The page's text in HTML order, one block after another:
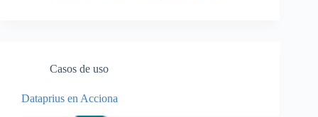
Casos de uso
Dataprius en Acciona